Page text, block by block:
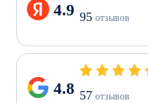
4.9 95 отзывов
4.8 57 отзывов